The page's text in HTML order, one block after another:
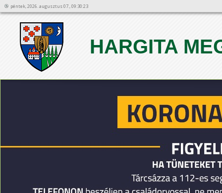
péntek, 2026. augusztus 07., 09:30:23
HARGITA